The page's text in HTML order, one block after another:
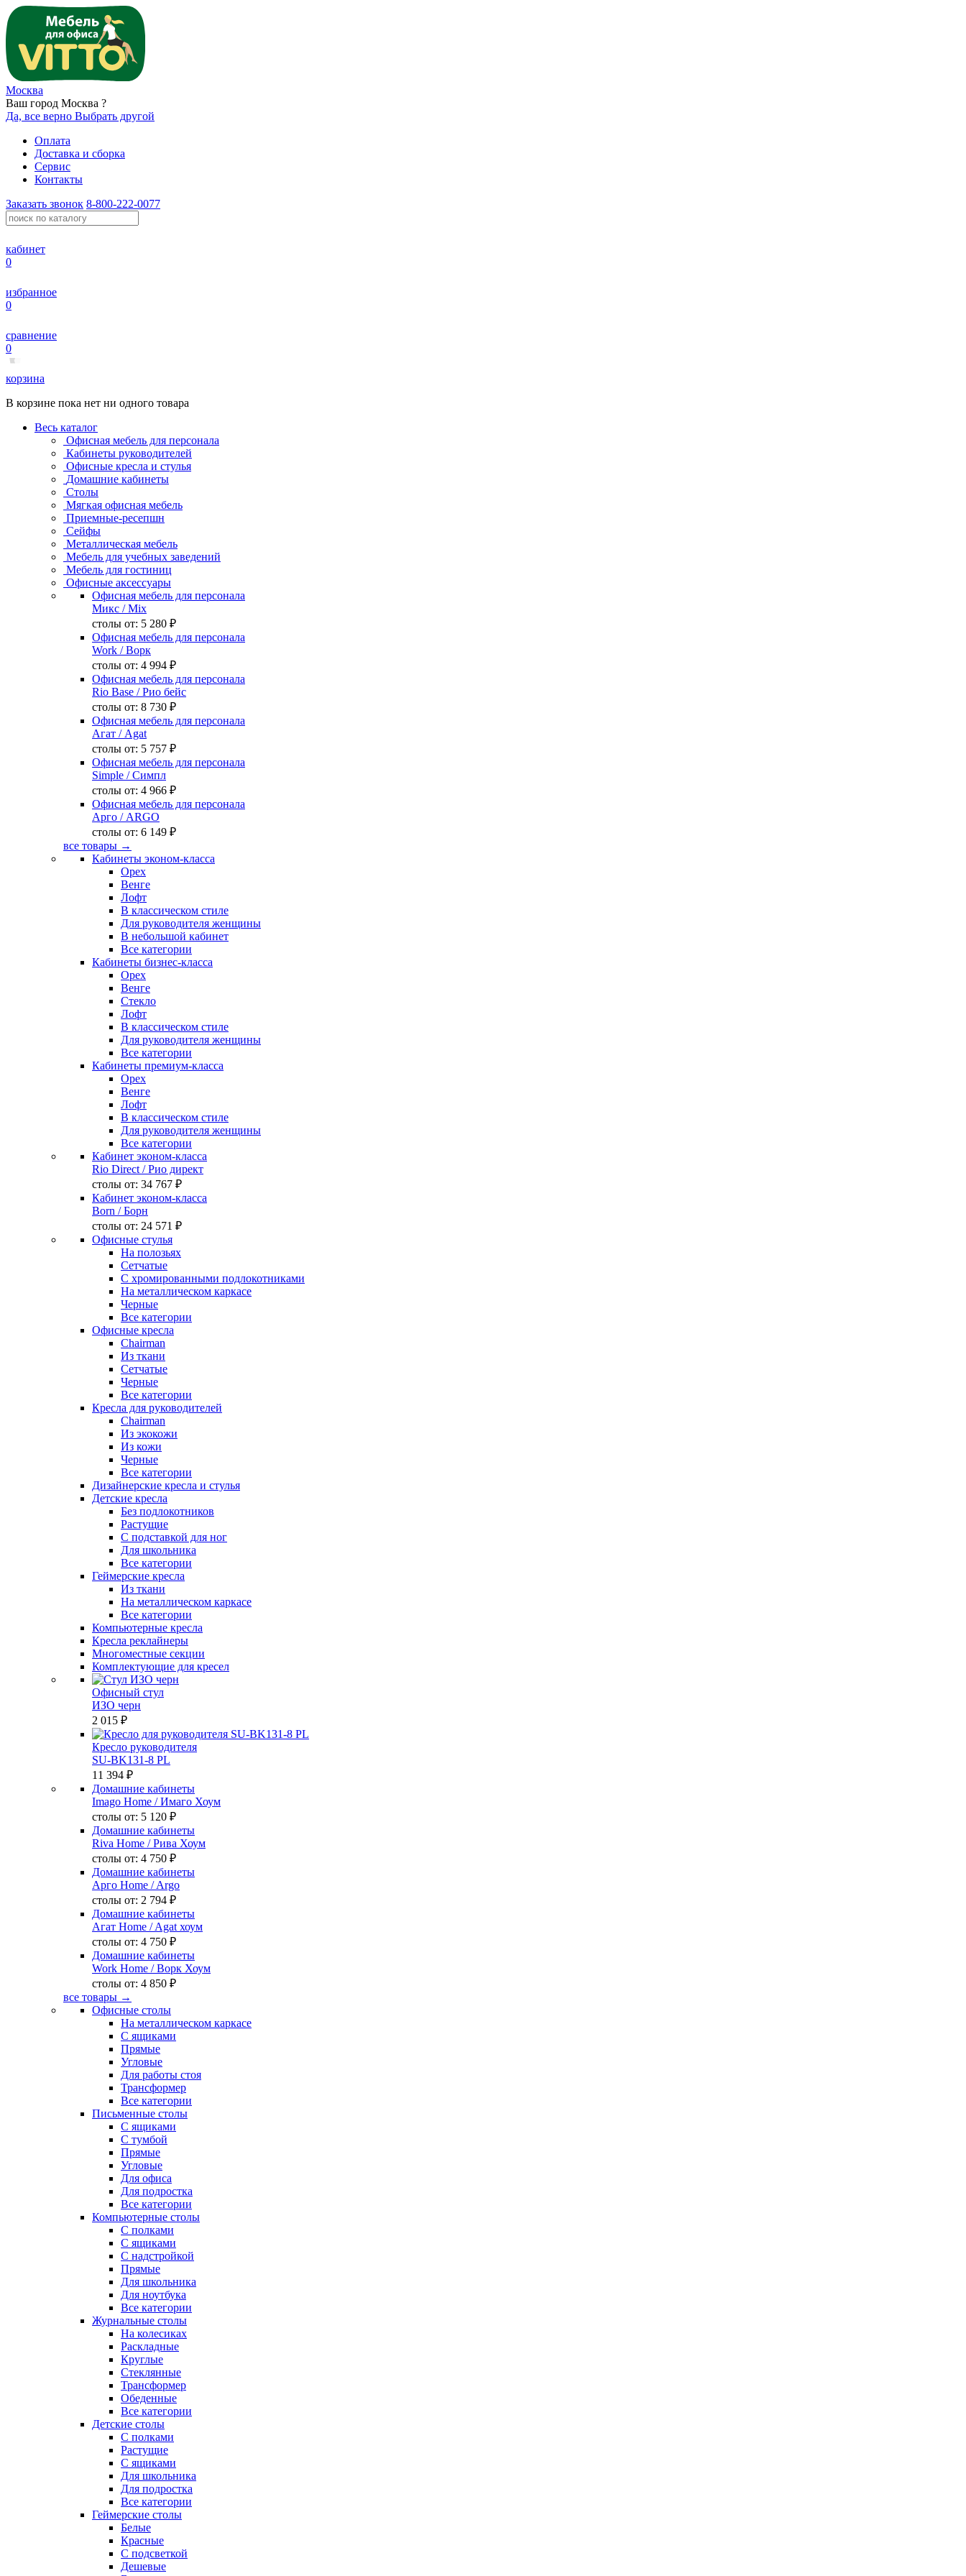
Москва
Ваш город Москва ?
Да, все верно Выбрать другой
Оплата
Доставка и сборка
Сервис
Контакты
Заказать звонок 8-800-222-0077
кабинет
0
избранное
0
сравнение
0
корзина
В корзине пока нет ни одного товара
Весь каталог
Офисная мебель для персонала
Кабинеты руководителей
Офисные кресла и стулья
Домашние кабинеты
Столы
Мягкая офисная мебель
Приемные-ресепшн
Сейфы
Металлическая мебель
Мебель для учебных заведений
Мебель для гостиниц
Офисные аксессуары
Офисная мебель для персонала
Микс / Mix
столы от: 5 280 ₽
Офисная мебель для персонала
Work / Ворк
столы от: 4 994 ₽
Офисная мебель для персонала
Rio Base / Рио бейс
столы от: 8 730 ₽
Офисная мебель для персонала
Агат / Agat
столы от: 5 757 ₽
Офисная мебель для персонала
Simple / Симпл
столы от: 4 966 ₽
Офисная мебель для персонала
Арго / ARGO
столы от: 6 149 ₽
все товары →
Кабинеты эконом-класса
Орех
Венге
Лофт
В классическом стиле
Для руководителя женщины
В небольшой кабинет
Все категории
Кабинеты бизнес-класса
Орех
Венге
Стекло
Лофт
В классическом стиле
Для руководителя женщины
Все категории
Кабинеты премиум-класса
Орех
Венге
Лофт
В классическом стиле
Для руководителя женщины
Все категории
Кабинет эконом-класса
Rio Direct / Рио директ
столы от: 34 767 ₽
Кабинет эконом-класса
Born / Борн
столы от: 24 571 ₽
Офисные стулья
На полозьях
Сетчатые
С хромированными подлокотниками
На металлическом каркасе
Черные
Все категории
Офисные кресла
Chairman
Из ткани
Сетчатые
Черные
Все категории
Кресла для руководителей
Chairman
Из экокожи
Из кожи
Черные
Все категории
Дизайнерские кресла и стулья
Детские кресла
Без подлокотников
Растущие
С подставкой для ног
Для школьника
Все категории
Геймерские кресла
Из ткани
На металлическом каркасе
Все категории
Компьютерные кресла
Кресла реклайнеры
Многоместные секции
Комплектующие для кресел
Офисный стул
ИЗО черн
2 015 ₽
Кресло руководителя
SU-BK131-8 PL
11 394 ₽
Домашние кабинеты
Imago Home / Имаго Хоум
столы от: 5 120 ₽
Домашние кабинеты
Riva Home / Рива Хоум
столы от: 4 750 ₽
Домашние кабинеты
Арго Home / Argo
столы от: 2 794 ₽
Домашние кабинеты
Агат Home / Agat хоум
столы от: 4 750 ₽
Домашние кабинеты
Work Home / Ворк Хоум
столы от: 4 850 ₽
все товары →
Офисные столы
На металлическом каркасе
С ящиками
Прямые
Угловые
Для работы стоя
Трансформер
Все категории
Письменные столы
С ящиками
С тумбой
Прямые
Угловые
Для офиса
Для подростка
Все категории
Компьютерные столы
С полками
С ящиками
С надстройкой
Прямые
Для школьника
Для ноутбука
Все категории
Журнальные столы
На колесиках
Раскладные
Круглые
Стеклянные
Трансформер
Обеденные
Все категории
Детские столы
С полками
Растущие
С ящиками
Для школьника
Для подростка
Все категории
Геймерские столы
Белые
Красные
С подсветкой
Дешевые